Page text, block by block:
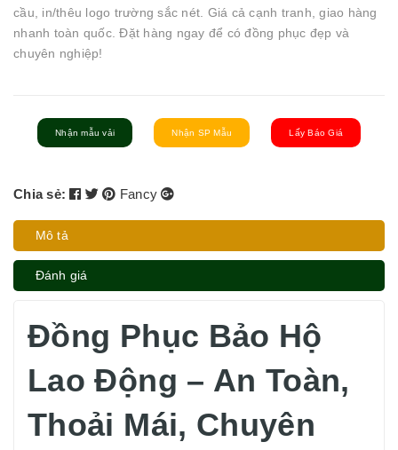
cầu, in/thêu logo trường sắc nét. Giá cả cạnh tranh, giao hàng
nhanh toàn quốc. Đặt hàng ngay để có đồng phục đẹp và
chuyên nghiệp!
Nhận mẫu vải Nhận SP Mẫu Lấy Báo Giá
Chia sẻ: Fancy
Mô tả
Đánh giá
Đồng Phục Bảo Hộ
Lao Động – An Toàn,
Thoải Mái, Chuyên